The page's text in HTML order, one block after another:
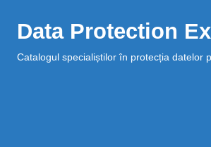
Data Protection
Catalogul specialiștilor în protecția datelor